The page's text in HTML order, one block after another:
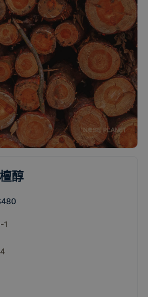
醇
480
1